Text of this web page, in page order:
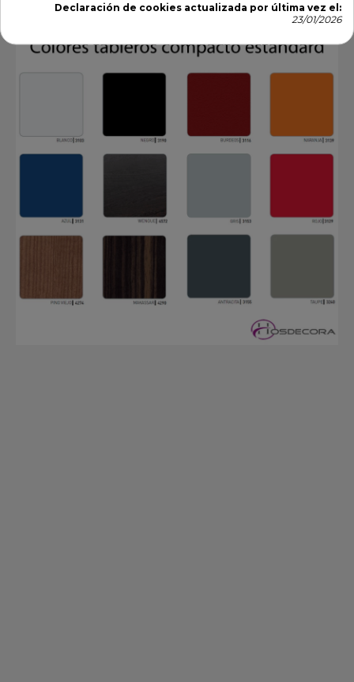
Declaración de cookies actualizada por última vez el:
23/01/2026